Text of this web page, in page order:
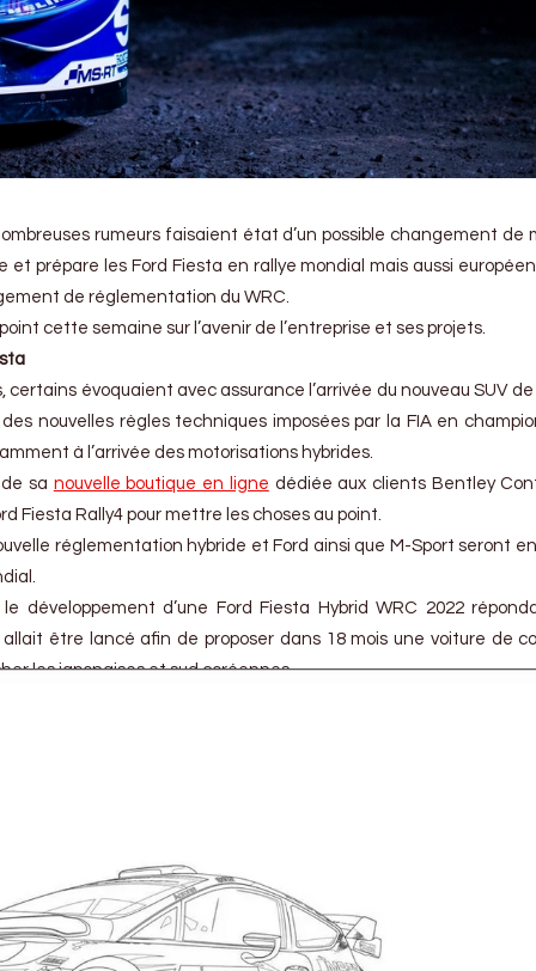
rumeurs faisaient état d’un possible changement de
et prépare les Ford Fiesta en rallye mondial mais aussi
de réglementation du WRC.
cette semaine sur l’avenir de l’entreprise et ses projets.
certains évoquaient avec assurance l’arrivée du nouveau SUV
nouvelles règles techniques imposées par la FIA en
à l’arrivée des motorisations hybrides.
sa nouvelle boutique en ligne dédiée aux clients Bentley
Fiesta Rally4 pour mettre les choses au point.
réglementation hybride et Ford ainsi que M-Sport seront
développement d’une Ford Fiesta Hybrid WRC 2022
être lancé afin de proposer dans 18 mois une voiture de
les japonaises et sud coréennes.